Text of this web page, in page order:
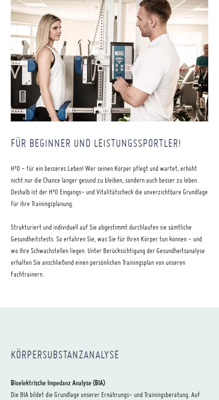
FÜR BEGINNER UND LEISTUNGSSPORTLER!
H³O - für ein besseres Leben! Wer seinen Körper pflegt und wartet, erhöht
nicht nur die Chance länger gesund zu bleiben, sondern auch besser zu leben.
Deshalb ist der H³O Eingangs- und Vitalitätscheck die unverzichtbare Grundlage
für ihre Trainingsplanung.
Strukturiert und individuell auf Sie abgestimmt durchlaufen sie sämtliche
Gesundheitstests. So erfahren Sie, was Sie für Ihren Körper tun können - und
wo Ihre Schwachstellen liegen. Unter Berücksichtigung der Gesundheitsanalyse
erhalten Sie anschließend einen persönlichen Trainingsplan von unseren
Fachtrainern.
KÖRPERSUBSTANZANALYSE
Bioelektrische Impedanz Analyse (BIA)
Die BIA bildet die Grundlage unserer Ernährungs- und Trainingsberatung. Auf